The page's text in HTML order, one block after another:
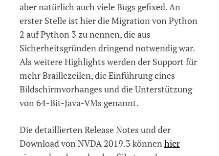
aber natürlich auch viele Bugs gefixed. An
erster Stelle ist hier die Migration von Python
2 auf Python 3 zu nennen, die aus
Sicherheitsgründen dringend notwendig war.
Als weitere Highlights werden der Support für
mehr Braillezeilen, die Einführung eines
Bildschirmvorhanges und die Unterstützung
von 64-Bit-Java-VMs genannt.
Die detaillierten Release Notes und der
Download von NVDA 2019.3 können hier